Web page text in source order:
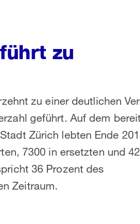
zu
zu einer deutlichen
geführt. Auf dem
Zürich lebten Ende
7300 in ersetzten und
36 Prozent des
Zeitraum.